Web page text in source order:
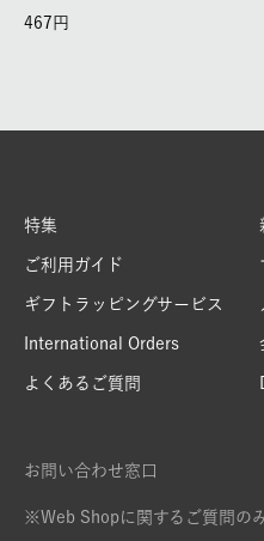
467
特集
ご利用ガイド
ギフトラッピングサービス
International Orders
よくあるご質問
お問い合わせ窓口
※Web Shopに関するご質問の